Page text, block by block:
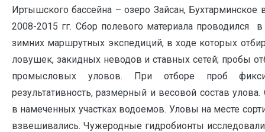
Иртышского бассейна – озеро Зайсан,
2008-2015 гг. Сбор полевого материала проводился
зимних маршрутных экспедиций, в ходе которых
ловушек, закидных неводов и ставных сетей; пробы
промысловых уловов. При отборе проб
результативность, размерный и весовой состав
в намеченных участках водоемов. Уловы на месте
взвешивались. Чужеродные гидробионты